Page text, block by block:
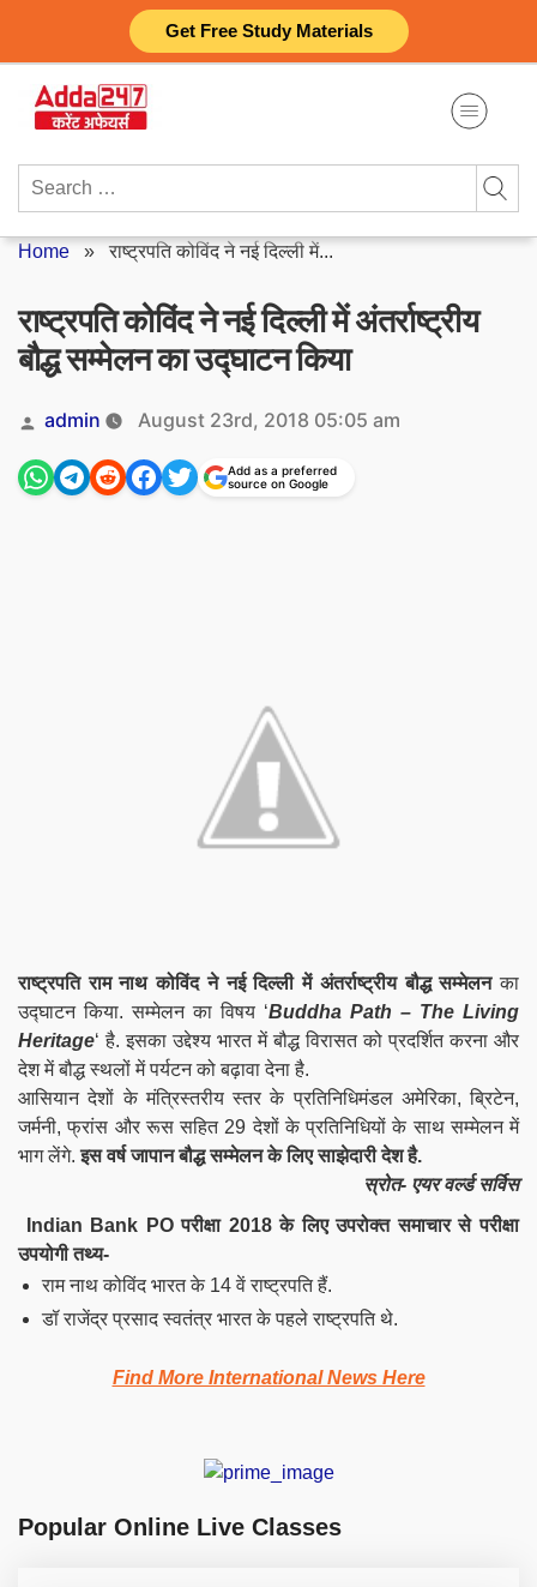
Get Free Study Materials
content
Search
Home »राष्ट्रपति कोविंद ने नई दिल्ली में...
राष्ट्रपति कोविंद ने नई दिल्ली में अंतर्राष्ट्रीय
बौद्ध सम्मेलन का उद्घाटन किया
Posted
by
admin August 23rd, 2018 05:05 am
Add as a preferred
source on Google
राष्ट्रपति राम नाथ कोविंद ने नई दिल्ली में अंतर्राष्ट्रीय बौद्ध सम्मेलनका
उद्घाटन किया. सम्मेलन का विषय ‘Buddha Path – The Living
Heritage‘ है. इसका उद्देश्य भारत में बौद्ध विरासत को प्रदर्शित करना और
देश में बौद्ध स्थलों में पर्यटन को बढ़ावा देना है.
आसियान देशों के मंत्रिस्तरीय स्तर के प्रतिनिधिमंडल अमेरिका, ब्रिटेन,
जर्मनी, फ्रांस और रूस सहित 29 देशों के प्रतिनिधियों के साथ सम्मेलन में
भाग लेंगे.इस वर्ष जापान बौद्ध सम्मेलन के लिए साझेदारी देश है.
स्रोत- एयर वर्ल्ड सर्विस
Indian Bank PO परीक्षा 2018 के लिए उपरोक्त समाचार से परीक्षा
उपयोगी तथ्य-
राम नाथ कोविंद भारत के 14 वें राष्ट्रपति हैं.
डॉ राजेंद्र प्रसाद स्वतंत्र भारत के पहले राष्ट्रपति थे.
Find More International News Here
Popular Online Live Classes